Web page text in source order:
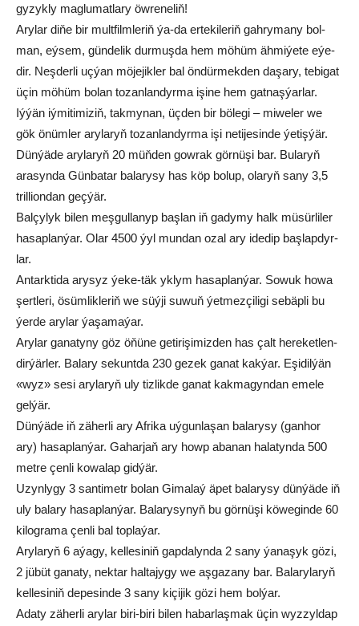
gy­zyk­ly mag­lu­mat­la­ry öw­re­ne­liň!
Ary­lar di­ňe bir mult­film­le­riň ýa-da er­te­ki­le­riň gah­ry­ma­ny bol­
man, eý­sem, gündelik dur­muş­da hem mö­hüm äh­mi­ýe­te eýe­
dir. Neş­der­li uç­ýan mö­je­jik­ler bal ön­dür­mek­den da­şa­ry, te­bi­gat
üçin mö­hüm bo­lan to­zan­lan­dyr­ma işi­ne hem gat­naş­ýar­lar.
Iý­ýän iý­mi­ti­mi­ziň, tak­my­nan, üç­den bir bö­le­gi – mi­we­ler we
gök önüm­ler ary­la­ryň to­zan­lan­dyr­ma işi ne­ti­je­sin­de ýe­tiş­ýär.
Dün­ýä­de ary­la­ryň 20 müň­den gow­rak gör­nü­şi bar. Bu­la­ryň
ara­syn­da Gün­ba­tar ba­la­ry­sy has köp bo­lup, ola­ryň sany 3,5
trilliondan geçýär.
Balçy­lyk bi­len meş­gul­la­nyp baş­lan iň ga­dy­my halk mü­sür­li­ler
ha­sap­lan­ýar. Olar 4500 ýyl mun­dan ozal ary ide­dip baş­lap­dyr­
lar.
An­tark­ti­da ary­syz ýe­ke-täk yk­lym ha­sap­lan­ýar. So­wuk ho­wa
şert­le­ri, ösüm­lik­le­riň we süý­ji su­wuň ýet­mez­çi­li­gi se­bäp­li bu
ýer­de ary­lar ýa­şa­ma­ýar.
Ary­lar ga­na­ty­ny göz öňü­ne ge­ti­ri­şi­miz­den has çalt he­re­ket­len­
dir­ýär­ler. Ba­la­ry se­kunt­da 230 ge­zek ga­nat kak­ýar. Eşi­dil­ýän
«wyz» se­si ary­la­ryň uly tiz­lik­de ga­nat kak­ma­gyn­dan eme­le
gel­ýär.
Dün­ýä­de iň zä­her­li ary Af­ri­ka uý­gun­la­şan balary­sy (gan­hor
ary) ha­sap­lan­ýar. Ga­har­jaň ary howp aba­nan ha­la­tyn­da 500
met­re çen­li ko­wa­lap gid­ýär.
Uzyn­ly­gy 3 san­ti­metr bo­lan Gi­ma­laý äpet balary­sy dün­ýä­de iň
uly ba­la­ry ha­sap­lan­ýar. Balary­sy­nyň bu gör­nü­şi kö­we­gin­de 60
ki­log­ra­ma çen­li bal top­la­ýar.
Ary­la­ryň 6 aýa­gy, kel­le­si­niň gap­da­lyn­da 2 sa­ny ýa­na­şyk gö­zi,
2 jü­büt ga­na­ty, nek­tar hal­ta­jy­gy we aş­ga­za­ny bar. Ba­la­ry­la­ryň
kel­le­si­niň de­pe­sin­de 3 sa­ny ki­çi­jik gö­zi hem bol­ýar.
Ada­ty zä­her­li ary­lar bi­ri-bi­ri bi­len ha­bar­laş­mak üçin wyz­zyl­dap